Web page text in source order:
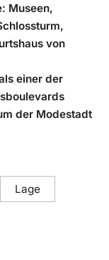
Museen,
von
einer der
der Modestadt
Lage